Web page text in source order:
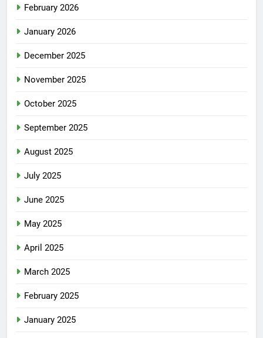
February 2026
January 2026
December 2025
November 2025
October 2025
September 2025
August 2025
July 2025
June 2025
May 2025
April 2025
March 2025
February 2025
January 2025